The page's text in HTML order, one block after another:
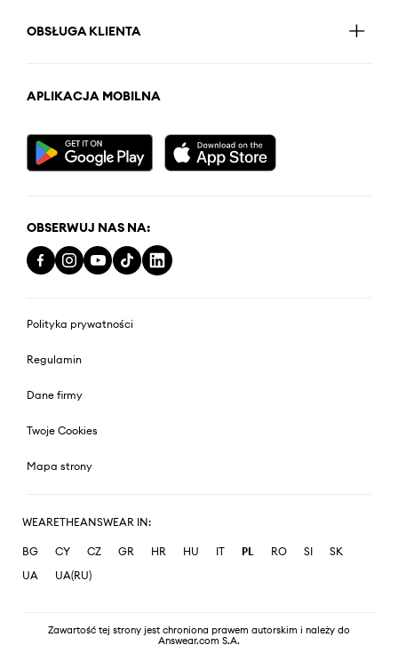
OBSŁUGA KLIENTA
APLIKACJA MOBILNA
OBSERWUJ NAS NA:
Polityka prywatności
Regulamin
Dane firmy
Twoje Cookies
Mapa strony
WEARETHEANSWEAR IN:
BG CY CZ GR HR HU IT PL RO SI
SK
UA
UA(RU)
Zawartość tej strony jest chroniona prawem autorskim i należy do
Answear.com S.A.